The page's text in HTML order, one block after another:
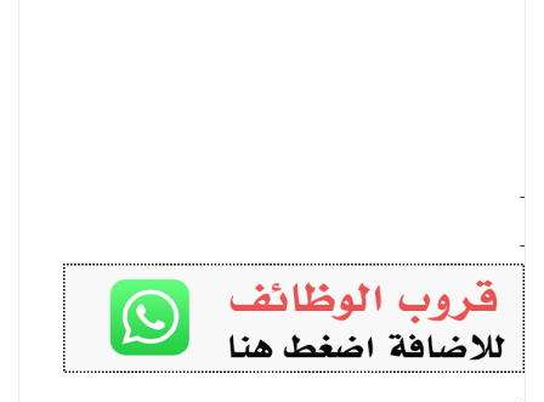
-
-